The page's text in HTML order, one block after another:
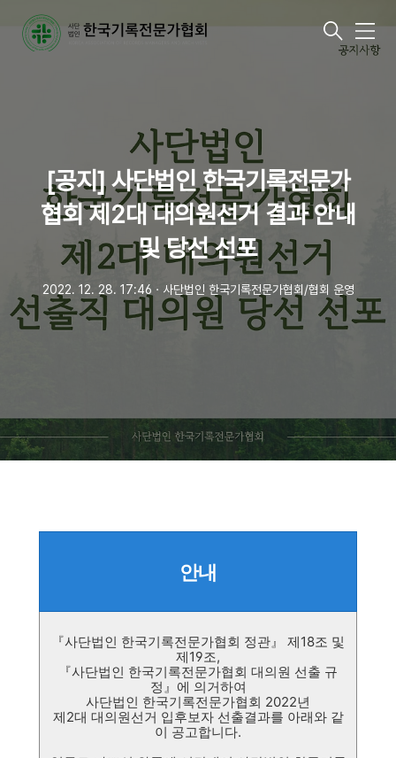
메
뉴
[공지] 사단법인 한국기록전문가
협회 제2대 대의원선거 결과 안내
및 당선 선포
2022. 12. 28. 17:46 ㆍ 사단법인 한국기록전문가협회/협회 운영
안내
『사단법인 한국기록전문가협회 정관』 제18조 및
제19조,
『사단법인 한국기록전문가협회 대의원 선출 규
정 』 에 의거하여
사단법인 한국기록전문가협회 2022년
제2대 대의원선거 입후보자 선출결과를 아래와 같
이 공고합니다.